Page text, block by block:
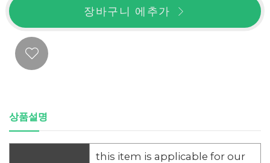
장바구니 에추가
상품설명
this item is applicable for our